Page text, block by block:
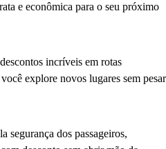
e econômica para o seu próximo
incríveis em rotas
explore novos lugares sem pesar
segurança dos passageiros,